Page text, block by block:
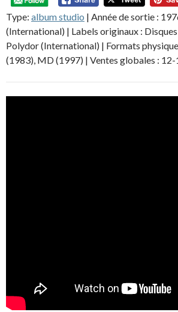
Type: album studio | Année de sortie :
(International) | Labels originaux :
Polydor (International) | Formats
(1983), MD (1997) | Ventes globales :